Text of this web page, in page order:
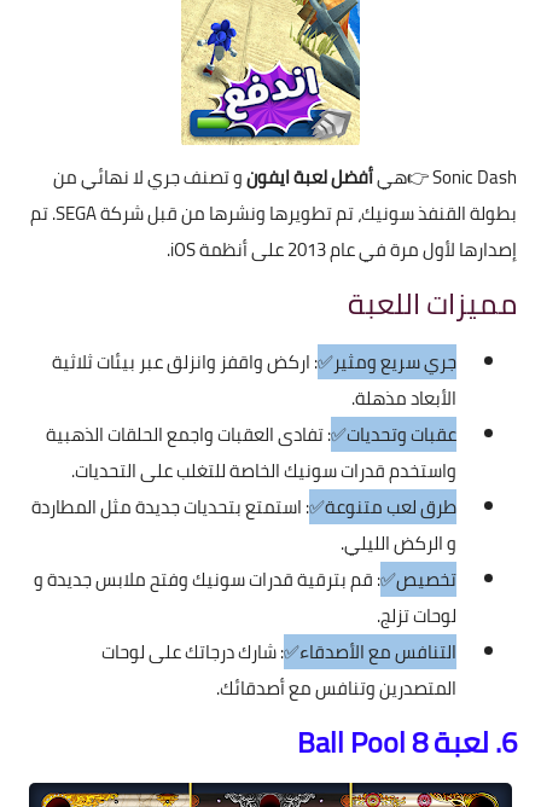
Sonic Dash👉هيأفضل لعبة ايفونو تصنف جري لا نهائي من
بطولة القنفذ سونيك، تم تطويرها ونشرها من قبل شركة SEGA. تم
إصدارها لأول مرة في عام 2013 على أنظمة iOS.
مميزات اللعبة
جري سريع ومثير✅: اركض واقفز وانزلق عبر بيئات ثلاثية
الأبعاد مذهلة.
عقبات وتحديات✅: تفادى العقبات واجمع الحلقات الذهبية
واستخدم قدرات سونيك الخاصة للتغلب على التحديات.
طرق لعب متنوعة✅: استمتع بتحديات جديدة مثل المطاردة
و الركض الليلي.
تخصيص✅: قم بترقية قدرات سونيك وفتح ملابس جديدة و
لوحات تزلج.
التنافس مع الأصدقاء✅: شارك درجاتك على لوحات
المتصدرين وتنافس مع أصدقائك.
6. لعبة 8 Ball Pool